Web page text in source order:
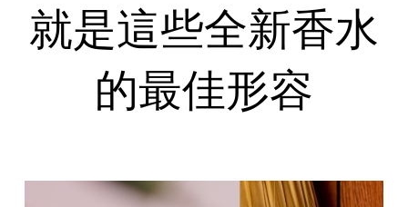
就是這些全新香水
的最佳形容